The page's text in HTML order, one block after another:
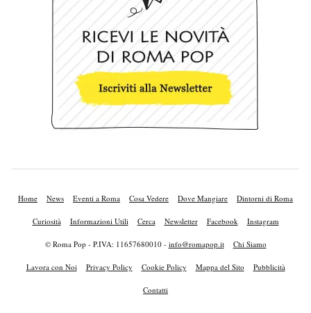
Home News Eventi a Roma Cosa Vedere Dove Mangiare Dintorni di Roma
Curiosità Informazioni Utili Cerca Newsletter Facebook Instagram
© Roma Pop - P.IVA: 11657680010 - info@romapop.it Chi Siamo
Lavora con Noi Privacy Policy Cookie Policy Mappa del Sito Pubblicità
Contatti